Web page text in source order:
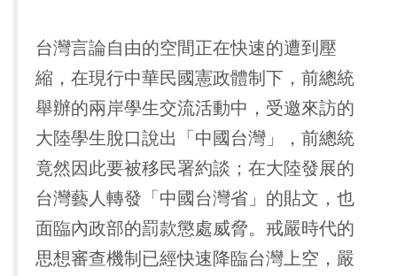
台灣言論自由的空間正在快速的遭到壓
縮，在現行中華民國憲政體制下，前總統
舉辦的兩岸學生交流活動中，受邀來訪的
大陸學生脫口說出「中國台灣」，前總統
竟然因此要被移民署約談；在大陸發展的
台灣藝人轉發「中國台灣省」的貼文，也
面臨內政部的罰款懲處威脅。戒嚴時代的
思想審查機制已經快速降臨台灣上空，嚴